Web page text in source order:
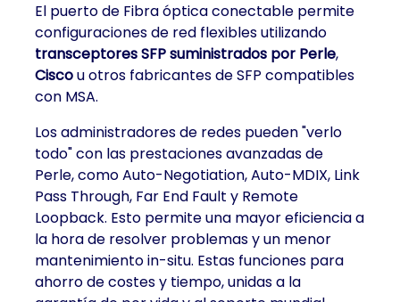
El puerto de Fibra óptica conectable permite
configuraciones de red flexibles utilizando
transceptores SFP suministrados por Perle,
Ciscou otros fabricantes de SFP compatibles
con MSA.
Los administradores de redes pueden "verlo
todo" con las prestaciones avanzadas de
Perle, como Auto-Negotiation, Auto-MDIX, Link
Pass Through, Far End Fault y Remote
Loopback. Esto permite una mayor eficiencia a
la hora de resolver problemas y un menor
mantenimiento in-situ. Estas funciones para
ahorro de costes y tiempo, unidas a la